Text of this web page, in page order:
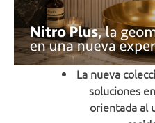
La nueva
soluciones
orientada al